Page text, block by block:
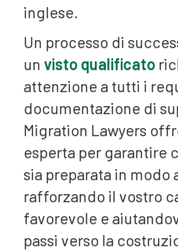
inglese.
Un processo di
un visto qualificato
attenzione a tutti i
documentazione di
Migration Lawyers
esperta per garantire
sia preparata in
rafforzando il vostro
favorevole e
passi verso la